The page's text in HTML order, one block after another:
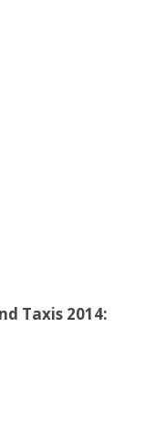
Taxis 2014: